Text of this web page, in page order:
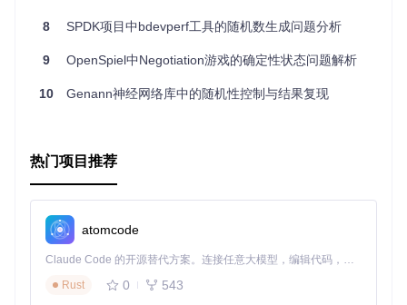
性于一身。如果你需要在你的项目中引入随机性，不妨试试Ti
8 SPDK项目中bdevperf工具的随机数生成问题分析
9 OpenSpiel中Negotiation游戏的确定性状态问题解析
10 Genann神经网络库中的随机性控制与结果复现
热门项目推荐
atomcode
Claude Code 的开源替代方案。连接任意大模型，编辑代码，运行命令，自动验证 — 全自动执行。用 Rust 构建，极致性能。 ｜ An open-source alternative to Claude Code. Connect any LLM, edit code, run commands, and verify changes — autonomously. Built in Rust for speed. Get Started
Rust
0 543